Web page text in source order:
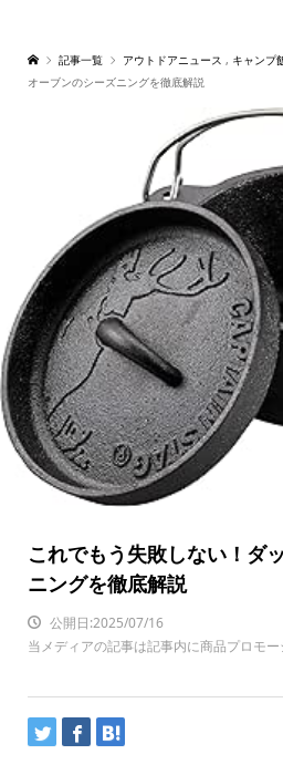
記事一覧 アウトドアニュース , キャンプ
オーブンのシーズニングを徹底解説
これでもう失敗しない！ダ
ニングを徹底解説
公開日:2025/07/16
当メディアの記事は記事内に商品プロモー